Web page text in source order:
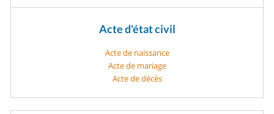
Acte d'état civil
Acte de naissance
Acte de mariage
Acte de décès